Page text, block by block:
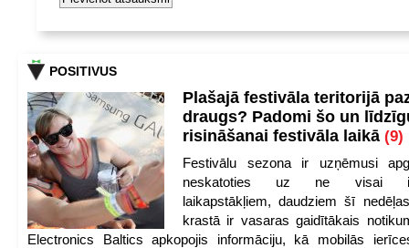
POSITIVUS
Plašajā festivāla teritorijā
draugs? Padomi šo un
risināšanai festivāla laikā (9)
Festivālu sezona ir uzņēmusi
neskatoties uz ne visai
laikapstākļiem, daudziem šī
krastā ir vasaras gaidītākais
Electronics Baltics apkopojis informāciju, kā mobilās